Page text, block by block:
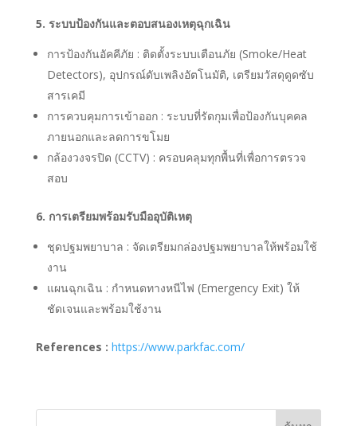
5. ระบบป้องกันและตอบสนองเหตุฉุกเฉิน
การป้องกันอัคคีภัย : ติดตั้งระบบเตือนภัย (Smoke/Heat
Detectors), อุปกรณ์ดับเพลิงอัตโนมัติ, เตรียมวัสดุดูดซับ
สารเคมี
การควบคุมการเข้าออก : ระบบที่รัดกุมเพื่อป้องกันบุคคล
ภายนอกและลดการขโมย
กล้องวงจรปิด (CCTV) : ครอบคลุมทุกพื้นที่เพื่อการตรวจ
สอบ
6. การเตรียมพร้อมรับมืออุบัติเหตุ
ชุดปฐมพยาบาล : จัดเตรียมกล่องปฐมพยาบาลให้พร้อมใช้
งาน
แผนฉุกเฉิน : กำหนดทางหนีไฟ (Emergency Exit) ให้
ชัดเจนและพร้อมใช้งาน
References : https://www.parkfac.com/